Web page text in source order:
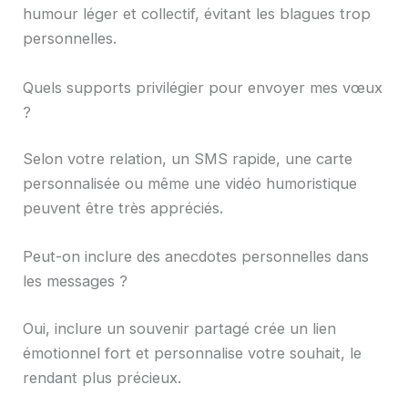
humour léger et collectif, évitant les blagues trop
personnelles.
Quels supports privilégier pour envoyer mes vœux
?
Selon votre relation, un SMS rapide, une carte
personnalisée ou même une vidéo humoristique
peuvent être très appréciés.
Peut-on inclure des anecdotes personnelles dans
les messages ?
Oui, inclure un souvenir partagé crée un lien
émotionnel fort et personnalise votre souhait, le
rendant plus précieux.